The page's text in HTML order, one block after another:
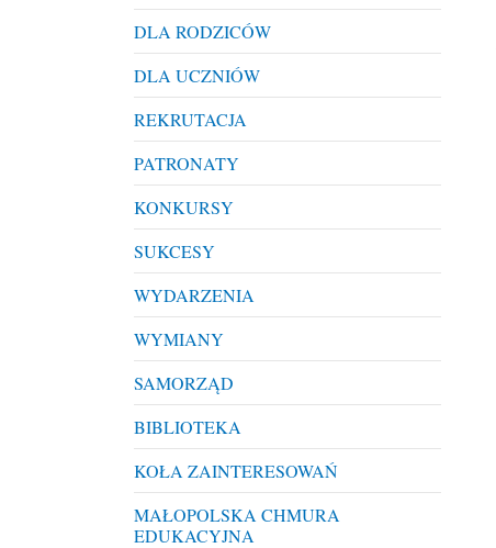
DLA RODZICÓW
DLA UCZNIÓW
REKRUTACJA
PATRONATY
KONKURSY
SUKCESY
WYDARZENIA
WYMIANY
SAMORZĄD
BIBLIOTEKA
KOŁA ZAINTERESOWAŃ
MAŁOPOLSKA CHMURA
EDUKACYJNA